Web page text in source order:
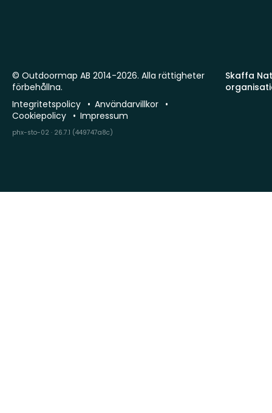
Skaffa
© Outdoormap AB 2014-2026. Alla rättigheter
förbehållna.
Integritetspolicy
Användarvillkor
Cookiepolicy
Impressum
phx-sto-02 · 26.7.1 (449747a8c)